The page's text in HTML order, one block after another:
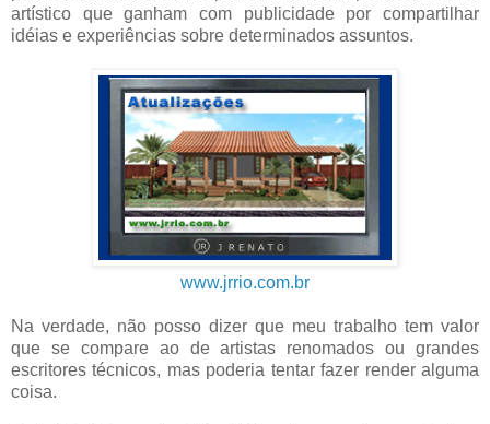
artístico que ganham com publicidade por compartilhar
idéias e experiências sobre determinados assuntos.
www.jrrio.com.br
Na verdade, não posso dizer que meu trabalho tem valor
que se compare ao de artistas renomados ou grandes
escritores técnicos, mas poderia tentar fazer render alguma
coisa.